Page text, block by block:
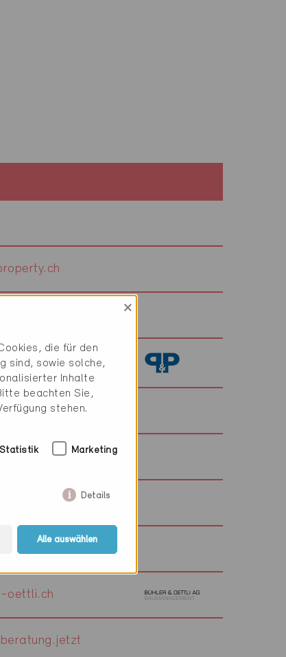
partner.com
oettli.ch
×
die für den
sind, sowie solche,
Inhalte
beachten Sie,
stehen.
Statistik Marketing
Details
Alle auswählen